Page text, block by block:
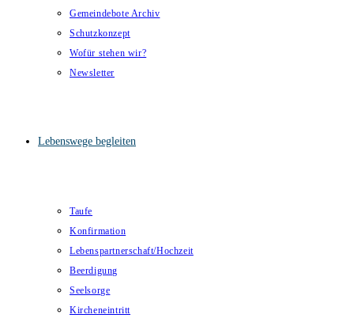
Gemeindebote Archiv
Schutzkonzept
Wofür stehen wir?
Newsletter
Lebenswege begleiten
Taufe
Konfirmation
Lebenspartnerschaft/Hochzeit
Beerdigung
Seelsorge
Kircheneintritt